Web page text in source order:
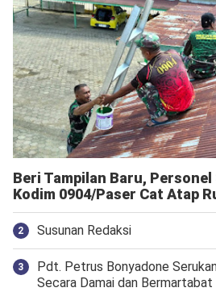
Beri Tampilan Baru,
Kodim 0904/Paser Cat Atap
Susunan Redaksi
Pdt. Petrus Bonyadone
Secara Damai dan Bermartabat